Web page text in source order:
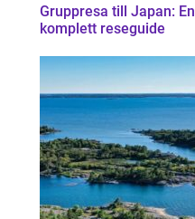
Gruppresa till Japan: En
komplett reseguide